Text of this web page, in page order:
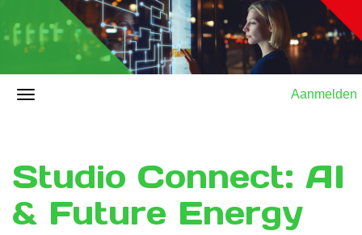
Aanmelden
Studio Connect: AI
& Future Energy